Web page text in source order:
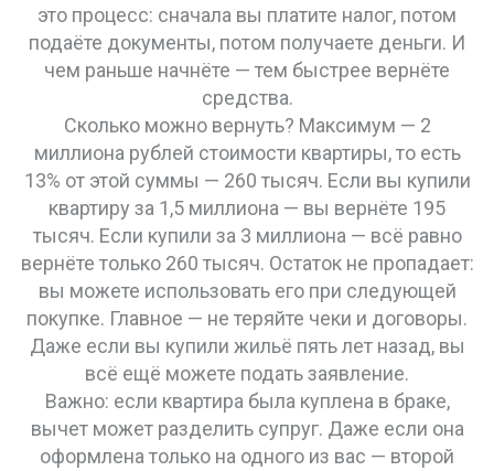
это процесс: сначала вы платите налог, потом
подаёте документы, потом получаете деньги. И
чем раньше начнёте — тем быстрее вернёте
средства.
Сколько можно вернуть? Максимум — 2
миллиона рублей стоимости квартиры, то есть
13% от этой суммы — 260 тысяч. Если вы купили
квартиру за 1,5 миллиона — вы вернёте 195
тысяч. Если купили за 3 миллиона — всё равно
вернёте только 260 тысяч. Остаток не пропадает:
вы можете использовать его при следующей
покупке. Главное — не теряйте чеки и договоры.
Даже если вы купили жильё пять лет назад, вы
всё ещё можете подать заявление.
Важно: если квартира была куплена в браке,
вычет может разделить супруг. Даже если она
оформлена только на одного из вас — второй